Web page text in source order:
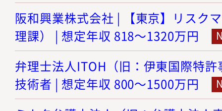
阪和興業株式会社 | 【東京】リスク
理課） | 想定年収 818～1320万円
弁理士法人ITOH（旧：伊東国際特
技術者 | 想定年収 800～1500万円